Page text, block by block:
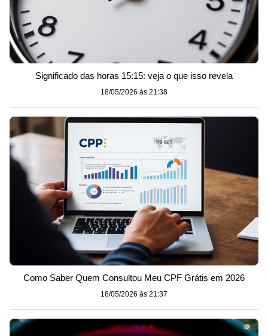
Significado das horas 15:15: veja o que isso revela
18/05/2026 às 21:38
Como Saber Quem Consultou Meu CPF Grátis em 2026
18/05/2026 às 21:37